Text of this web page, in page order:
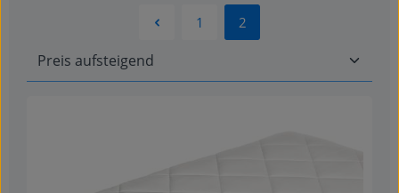
Seite
1 Seite
2